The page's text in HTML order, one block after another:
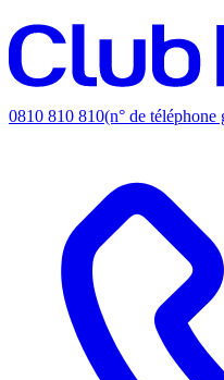
0810 810 810(n° de téléphone